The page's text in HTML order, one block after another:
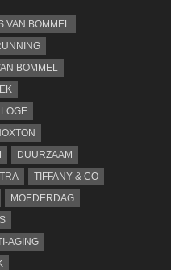
VAN BOMMEL
BOMMEL
DUURZAAM
TIFFANY & CO
MOEDERDAG
AGING